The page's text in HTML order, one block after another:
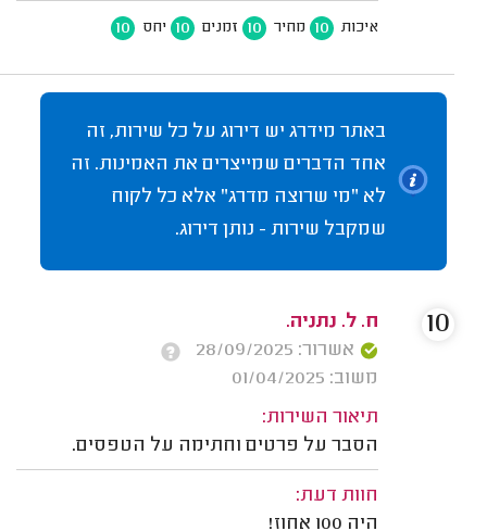
איכות 10 מחיר 10 זמנים 10 יחס 10
באתר מידרג יש דירוג על כל שירות, זה
אחד הדברים שמייצרים את האמינות. זה
לא "מי שרוצה מדרג" אלא כל לקוח
שמקבל שירות - נותן דירוג.
ח. ל. נתניה.
אשרור: 28/09/2025
משוב: 01/04/2025
תיאור השירות:
הסבר על פרטים וחתימה על הטפסים.
חוות דעת:
היה 100 אחוז!
10